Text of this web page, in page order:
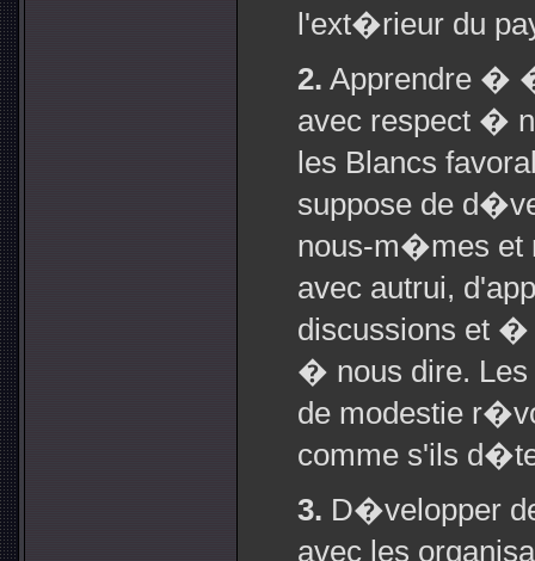
l'ext�rieur du
2. Apprendre �
avec respect �
les Blancs
suppose de
nous-m�mes
avec autrui,
discussions et
� nous dire. Les
de modestie
comme s'ils
3. D�velopper
avec les